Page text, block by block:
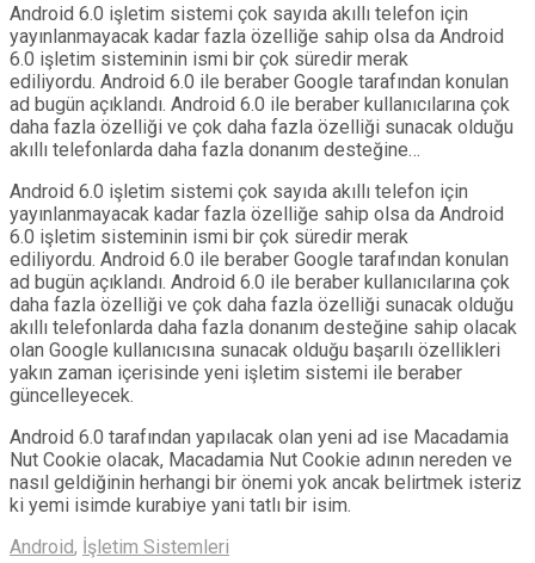
Android 6.0 işletim sistemi çok sayıda akıllı telefon için
yayınlanmayacak kadar fazla özelliğe sahip olsa da Android
6.0 işletim sisteminin ismi bir çok süredir merak
ediliyordu. Android 6.0 ile beraber Google tarafından konulan
ad bugün açıklandı. Android 6.0 ile beraber kullanıcılarına çok
daha fazla özelliği ve çok daha fazla özelliği sunacak olduğu
akıllı telefonlarda daha fazla donanım desteğine…
Android 6.0 işletim sistemi çok sayıda akıllı telefon için
yayınlanmayacak kadar fazla özelliğe sahip olsa da Android
6.0 işletim sisteminin ismi bir çok süredir merak
ediliyordu. Android 6.0 ile beraber Google tarafından konulan
ad bugün açıklandı. Android 6.0 ile beraber kullanıcılarına çok
daha fazla özelliği ve çok daha fazla özelliği sunacak olduğu
akıllı telefonlarda daha fazla donanım desteğine sahip olacak
olan Google kullanıcısına sunacak olduğu başarılı özellikleri
yakın zaman içerisinde yeni işletim sistemi ile beraber
güncelleyecek.
Android 6.0 tarafından yapılacak olan yeni ad ise Macadamia
Nut Cookie olacak, Macadamia Nut Cookie adının nereden ve
nasıl geldiğinin herhangi bir önemi yok ancak belirtmek isteriz
ki yemi isimde kurabiye yani tatlı bir isim.
Android, İşletim Sistemleri